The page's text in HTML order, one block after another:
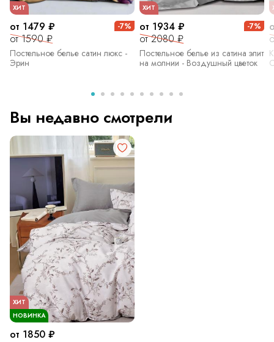
ХИТ
от 1479 ₽
от 1590 ₽
-7%
Постельное белье сатин люкс -
Эрин
ХИТ
от 1934 ₽
от 2080 ₽
-7%
Постельное белье из сатина элит
на молнии - Воздушный цветок
Вы недавно смотрели
ХИТ
НОВИНКА
от 1850 ₽